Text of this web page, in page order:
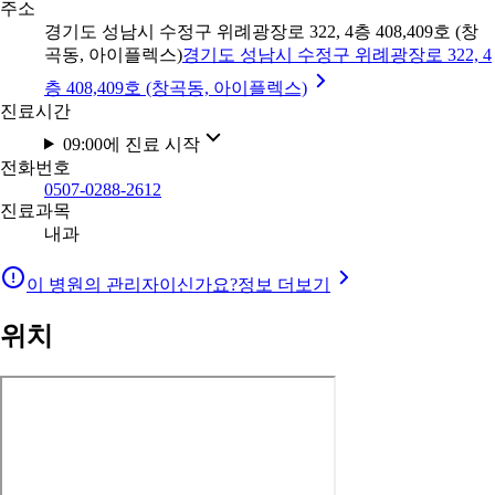
주소
경기도 성남시 수정구 위례광장로 322, 4층 408,409호 (창
곡동, 아이플렉스)경기도 성남시 수정구 위례광장로 322, 4
층 408,409호 (창곡동, 아이플렉스)
진료시간
09:00에 진료 시작
전화번호
0507-0288-2612
진료과목
내과
이 병원의 관리자이신가요?정보 더보기
위치